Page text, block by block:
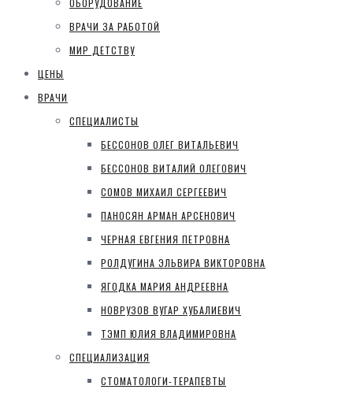
ОБОРУДОВАНИЕ
ВРАЧИ ЗА РАБОТОЙ
МИР ДЕТСТВУ
ЦЕНЫ
ВРАЧИ
СПЕЦИАЛИСТЫ
БЕССОНОВ ОЛЕГ ВИТАЛЬЕВИЧ
БЕССОНОВ ВИТАЛИЙ ОЛЕГОВИЧ
СОМОВ МИХАИЛ СЕРГЕЕВИЧ
ПАНОСЯН АРМАН АРСЕНОВИЧ
ЧЕРНАЯ ЕВГЕНИЯ ПЕТРОВНА
РОЛДУГИНА ЭЛЬВИРА ВИКТОРОВНА
ЯГОДКА МАРИЯ АНДРЕЕВНА
НОВРУЗОВ ВУГАР ХУБАЛИЕВИЧ
ТЭМП ЮЛИЯ ВЛАДИМИРОВНА
СПЕЦИАЛИЗАЦИЯ
СТОМАТОЛОГИ-ТЕРАПЕВТЫ